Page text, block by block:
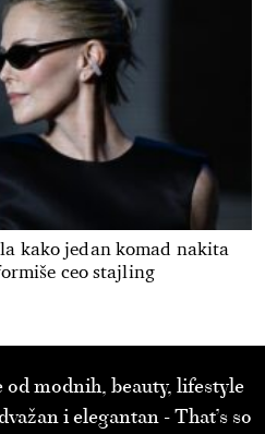
kako jedan komad nakita
ceo stajling
modnih, beauty, lifestyle
i elegantan - That’s so